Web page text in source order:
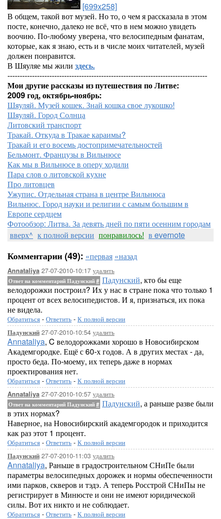
[699x258]
В общем, такой вот музей. Но то, о чем я рассказала в этом
посте, конечно, далеко не всё, что в нем можно увидеть
воочию. По-любому уверена, что велосипедным фанатам,
которые, как я знаю, есть и в числе моих читателей, музей
должен понравится.
В Шяуляе мы жили здесь.
---------------------------------------------------------------------------------
Мои другие рассказы из путешествия по Литве:
2009 год, октябрь-ноябрь:
Шяуляй. Музей кошек. Знай кошка свое лукошко!
Шяуляй. Город Солнца
Литовский транспорт
Тракай. Откуда в Тракае караимы?
Тракай и его восемь достопримечательностей
Бельмонт. Французы в Вильнюсе
Как мы в Вильнюсе в оперу ходили
Пара слов о литовской кухне
Про литовцев
Ужупис. Отдельная страна в центре Вильнюса
Вильнюс. Город науки и религии с самым большим в
Европе сердцем
Фотообзор: Литва. За девять дней по пяти осенним городам
вверх^ к полной версии понравилось! в evernote
Комментарии (49): «первая «назад
Annataliya 27-07-2010-10:17 удалить
Ответ на комментарий Падунский # Падунский, кто бы еще
велодорожки построил? Их у нас в стране пока что только 1
процент от всех велосипедистов. И я, признаться, их пока
не видела.
Обратиться - Ответить - К полной версии
Падунский 27-07-2010-10:54 удалить
Annataliya, C велодорожками хорошо в Новосибирском
Академгородке. Ещё с 60-х годов. А в других местах - да,
просто беда. По-моему, их теперь даже в нормах
проектирования нет.
Обратиться - Ответить - К полной версии
Annataliya 27-07-2010-10:57 удалить
Ответ на комментарий Падунский # Падунский, а раньше разве были
в этих нормах?
Наверное, на Новосибирский академгородок и приходится
как раз этот 1 процент.
Обратиться - Ответить - К полной версии
Падунский 27-07-2010-11:03 удалить
Annataliya, Раньше в градостроительном СНиПе были
параметры велосипедных дорожек и нормы обеспеченности
ими парков, скверов и тэдэ. А теперь Росстрой СНиПы не
регистрирует в Минюсте и они не имеют юридической
силы. Вот их никто и не соблюдает.
Обратиться - Ответить - К полной версии